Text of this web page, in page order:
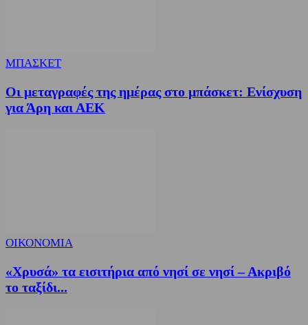
ΜΠΑΣΚΕΤ
Οι μεταγραφές της ημέρας στο μπάσκετ: Ενίσχυση
για Άρη και ΑΕΚ
ΟΙΚΟΝΟΜΙΑ
«Χρυσά» τα εισιτήρια από νησί σε νησί – Ακριβό
το ταξίδι...